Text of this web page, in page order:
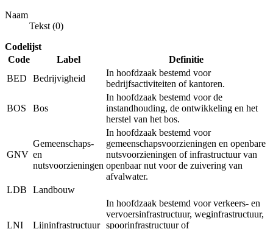
Naam
Tekst (0)
Codelijst
Code
Label
Definitie
BED
Bedrijvigheid
In hoofdzaak bestemd voor
bedrijfsactiviteiten of kantoren.
BOS Bos
In hoofdzaak bestemd voor de
instandhouding, de ontwikkeling en het
herstel van het bos.
GNV
Gemeenschaps-
en
nutsvoorzieningen
In hoofdzaak bestemd voor
gemeenschapsvoorzieningen en openbare
nutsvoorzieningen of infrastructuur van
openbaar nut voor de zuivering van
afvalwater.
LDB
Landbouw
LNI Lijninfrastructuur
In hoofdzaak bestemd voor verkeers- en
vervoersinfrastructuur, weginfrastructuur,
spoorinfrastructuur of